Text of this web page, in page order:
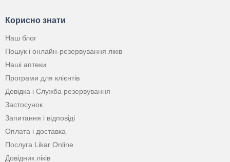
Корисно знати
Наш блог
Пошук і онлайн-резервування ліків
Наші аптеки
Програми для клієнтів
Довідка і Служба резервування
Застосунок
Запитання і відповіді
Оплата і доставка
Послуга Likar Online
Довідник ліків